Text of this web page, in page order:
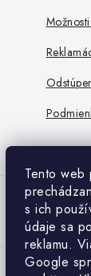
Tento web
s ich
údaje sa
reklamu.
Google